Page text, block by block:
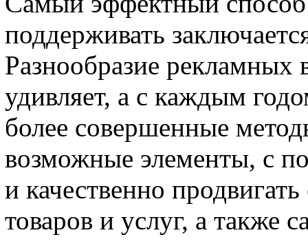
поддерживать
Разнообразие рекламных
удивляет, а с каждым
более совершенные
возможные элементы, с
и качественно
товаров и услуг, а также